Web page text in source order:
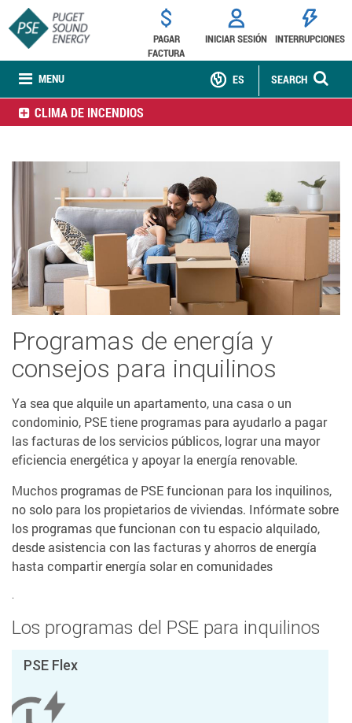
MENU
PAGAR
FACTURA
INICIAR SESIÓN INTERRUPCIONES
SEARCH
ES
CLIMA DE INCENDIOS
Programas de energía y
consejos para inquilinos
Ya sea que alquile un apartamento, una casa o un
condominio, PSE tiene programas para ayudarlo a pagar
las facturas de los servicios públicos, lograr una mayor
eficiencia energética y apoyar la energía renovable.
Muchos programas de PSE funcionan para los inquilinos,
no solo para los propietarios de viviendas. Infórmate sobre
los programas que funcionan con tu espacio alquilado,
desde asistencia con las facturas y ahorros de energía
hasta compartir energía solar en comunidades
.
Los programas del PSE para inquilinos
PSE Flex